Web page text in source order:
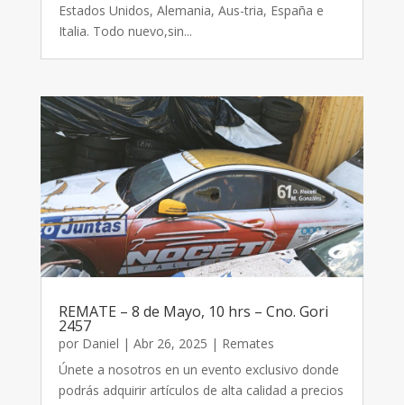
Estados Unidos, Alemania, Aus-tria, España e
Italia. Todo nuevo,sin...
REMATE – 8 de Mayo, 10 hrs – Cno. Gori
2457
por Daniel | Abr 26, 2025 | Remates
Únete a nosotros en un evento exclusivo donde
podrás adquirir artículos de alta calidad a precios